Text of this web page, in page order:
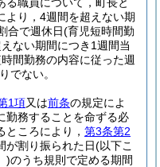
より，4週間を超えない期
合で週休日(育児短時間勤
ない期間につき1週間当
間勤務の内容に従った週
でない。
1項又は前条の規定によ
勤務することを命ずる必
ころにより， 第3条第2
が割り振られた日(以下こ
)のうち規則で定める期間